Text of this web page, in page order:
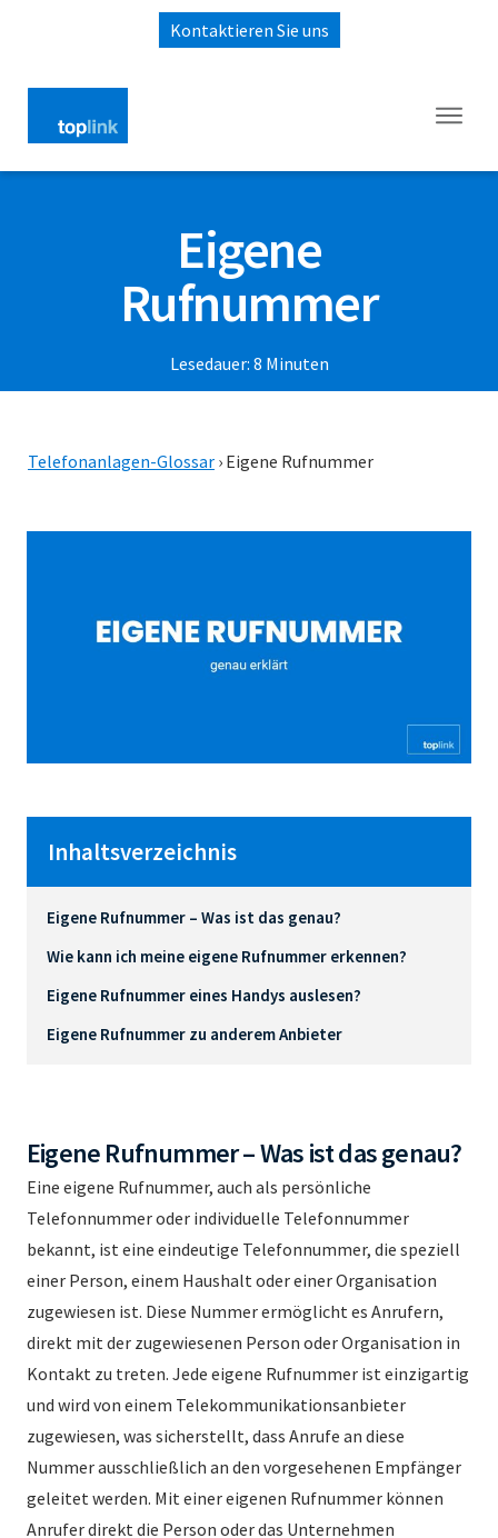
Kontaktieren Sie uns
Eigene
Rufnummer
Lesedauer: 8 Minuten
Telefonanlagen-Glossar › Eigene Rufnummer
Inhaltsverzeichnis
Eigene Rufnummer – Was ist das genau?
Wie kann ich meine eigene Rufnummer erkennen?
Eigene Rufnummer eines Handys auslesen?
Eigene Rufnummer zu anderem Anbieter
Eigene Rufnummer – Was ist das genau?
Eine eigene Rufnummer, auch als persönliche
Telefonnummer oder individuelle Telefonnummer
bekannt, ist eine eindeutige Telefonnummer, die speziell
einer Person, einem Haushalt oder einer Organisation
zugewiesen ist. Diese Nummer ermöglicht es Anrufern,
direkt mit der zugewiesenen Person oder Organisation in
Kontakt zu treten. Jede eigene Rufnummer ist einzigartig
und wird von einem Telekommunikationsanbieter
zugewiesen, was sicherstellt, dass Anrufe an diese
Nummer ausschließlich an den vorgesehenen Empfänger
geleitet werden. Mit einer eigenen Rufnummer können
Anrufer direkt die Person oder das Unternehmen